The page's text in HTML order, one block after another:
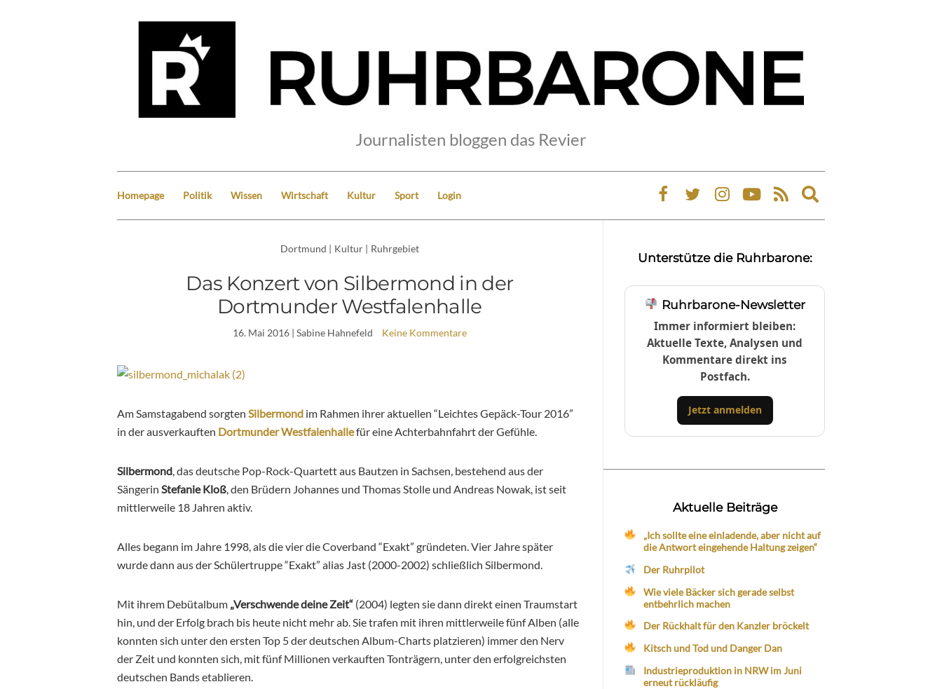
Journalisten bloggen das Revier
Homepage Politik Wissen Wirtschaft Kultur Sport Login
Expand
search
Dortmund | Kultur | Ruhrgebiet
Das Konzert von Silbermond in der
Dortmunder Westfalenhalle
16. Mai 2016| Sabine Hahnefeld Keine Kommentare
Am Samstagabend sorgten Silbermond im Rahmen ihrer aktuellen “Leichtes Gepäck-Tour 2016”
in der ausverkauften Dortmunder Westfalenhallefür eine Achterbahnfahrt der Gefühle.
Silbermond , dasdeutsche Pop-Rock-Quartett aus Bautzen in Sachsen, bestehend aus der
Sängerin Stefanie Kloß , den Brüdern Johannes und Thomas Stolle und Andreas Nowak, ist seit
mittlerweile 18 Jahren aktiv.
Alles begann im Jahre 1998, als die vier die Coverband “Exakt” gründeten. Vier Jahre später
wurde dann aus der Schülertruppe “Exakt” alias Jast (2000-2002) schließlich Silbermond.
Mit ihrem Debütalbum „Verschwende deine Zeit“ (2004) legten sie dann direkt einen Traumstart
hin, und der Erfolg brach bis heute nicht mehr ab. Sie trafen mit ihren mittlerweile fünf Alben (alle
konnten sich unter den ersten Top 5 der deutschen Album-Charts platzieren) immer den Nerv
der Zeit und konnten sich, mit fünf Millionen verkauften Tonträgern, unter den erfolgreichsten
deutschen Bands etablieren.
Unterstütze die Ruhrbarone:
Ruhrbarone-Newsletter
Immer informiert bleiben:
Aktuelle Texte, Analysen und
Kommentare direkt ins
Postfach.
Jetzt anmelden
Aktuelle Beiträge
„Ich sollte eine einladende, aber nicht auf
die Antwort eingehende Haltung zeigen“
Der Ruhrpilot
Wie viele Bäcker sich gerade selbst
entbehrlich machen
Der Rückhalt für den Kanzler bröckelt
Kitsch und Tod und Danger Dan
Industrieproduktion in NRW im Juni
erneut rückläufig